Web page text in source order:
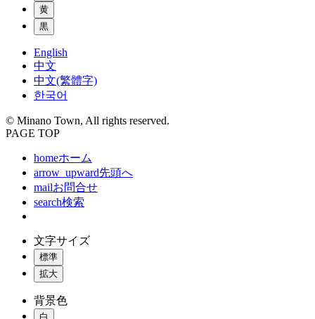
黄
黒
English
中文
中文(繁體字)
한국어
© Minano Town, All rights reserved.
PAGE TOP
homeホーム
arrow_upward先頭へ
mailお問合せ
search検索
文字サイズ
標準
拡大
背景色
白